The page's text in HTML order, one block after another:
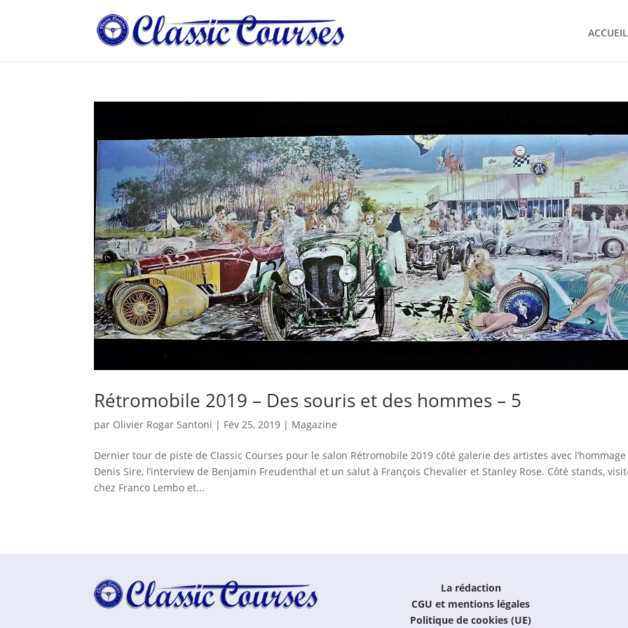
ACCUEIL
Rétromobile 2019 – Des souris et des hommes – 5
par Olivier Rogar Santoni | Fév 25, 2019 | Magazine
Dernier tour de piste de Classic Courses pour le salon Rétromobile 2019 côté galerie des artistes avec
Denis Sire, l’interview de Benjamin Freudenthal et un salut à François Chevalier et Stanley Rose. Côté stands,
chez Franco Lembo et...
La rédaction
CGU et mentions légales
Politique de cookies (UE)